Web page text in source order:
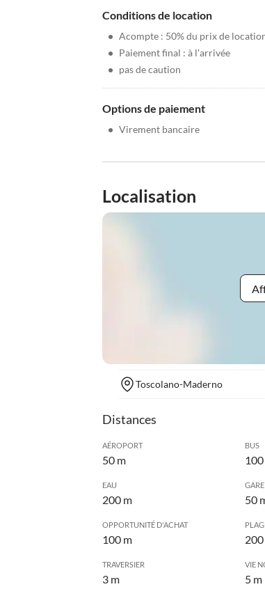
Conditions de location
• Acompte : 50% du prix de
• Paiement final : à l'arrivée
• pas de caution
Options de paiement
• Virement bancaire
Localisation
Toscolano-Maderno
Distances
AÉROPORT
50 m
BUS
EAU
200 m
GARE
50
OPPORTUNITÉ D'ACHAT
100 m
TRAVERSIER
3 m
VIE
5 m